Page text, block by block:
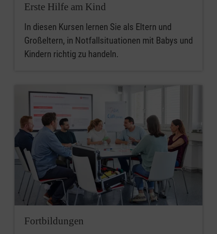
Erste Hilfe am Kind
In diesen Kursen lernen Sie als Eltern und
Großeltern, in Notfallsituationen mit Babys und
Kindern richtig zu handeln.
Fortbildungen